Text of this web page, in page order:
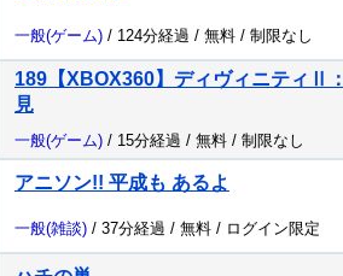
一般(ゲーム) / 124分経過 / 無料 / 制限なし
189【XBOX360】ディヴィニティⅡ
見
一般(ゲーム) / 15分経過 / 無料 / 制限なし
アニソン!! 平成も あるよ
一般(雑談) / 37分経過 / 無料 / ログイン限定